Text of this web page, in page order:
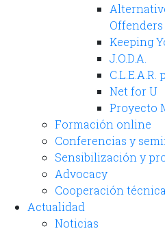
Offenders
Keeping
J.O.D.A.
C.L.E.A.R.
Net for U
Proyecto
Formación online
Conferencias y
Sensibilización y
Advocacy
Cooperación técnica
Actualidad
Noticias